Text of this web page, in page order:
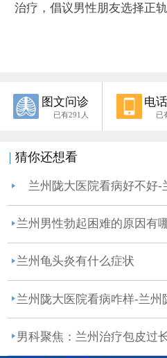
治疗，倡议男性朋友选择正
图文问诊
已有291人
电
已
猜你还想看
兰州陇大医院看病好不好-
兰州男性勃起困难的原因有
兰州龟头炎有什么症状
兰州陇大医院看病咋样-兰州
男科聚焦：兰州治疗包皮过